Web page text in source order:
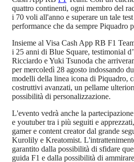
quattro continenti, ogni membro del
i 70 voli all'anno e superare un tale
performance che da sempre Piquadro
Insieme al Visa Cash App RB F1
i 25 anni di Blue Square, testimonial
Ricciardo e Yuki Tsunoda che
per mercoledì 28 agosto indossando
modelli della linea icona di Piquadro,
costruttivi avanzati, un pellame
possibilità di personalizzazione.
L'evento vedrà anche la
e youtuber tra i più seguiti e
gamer e content creator dal grande
Kurolily e Kreatomist.
garantito dalla possibilità di sfidare
guida F1 e dalla possibilità di